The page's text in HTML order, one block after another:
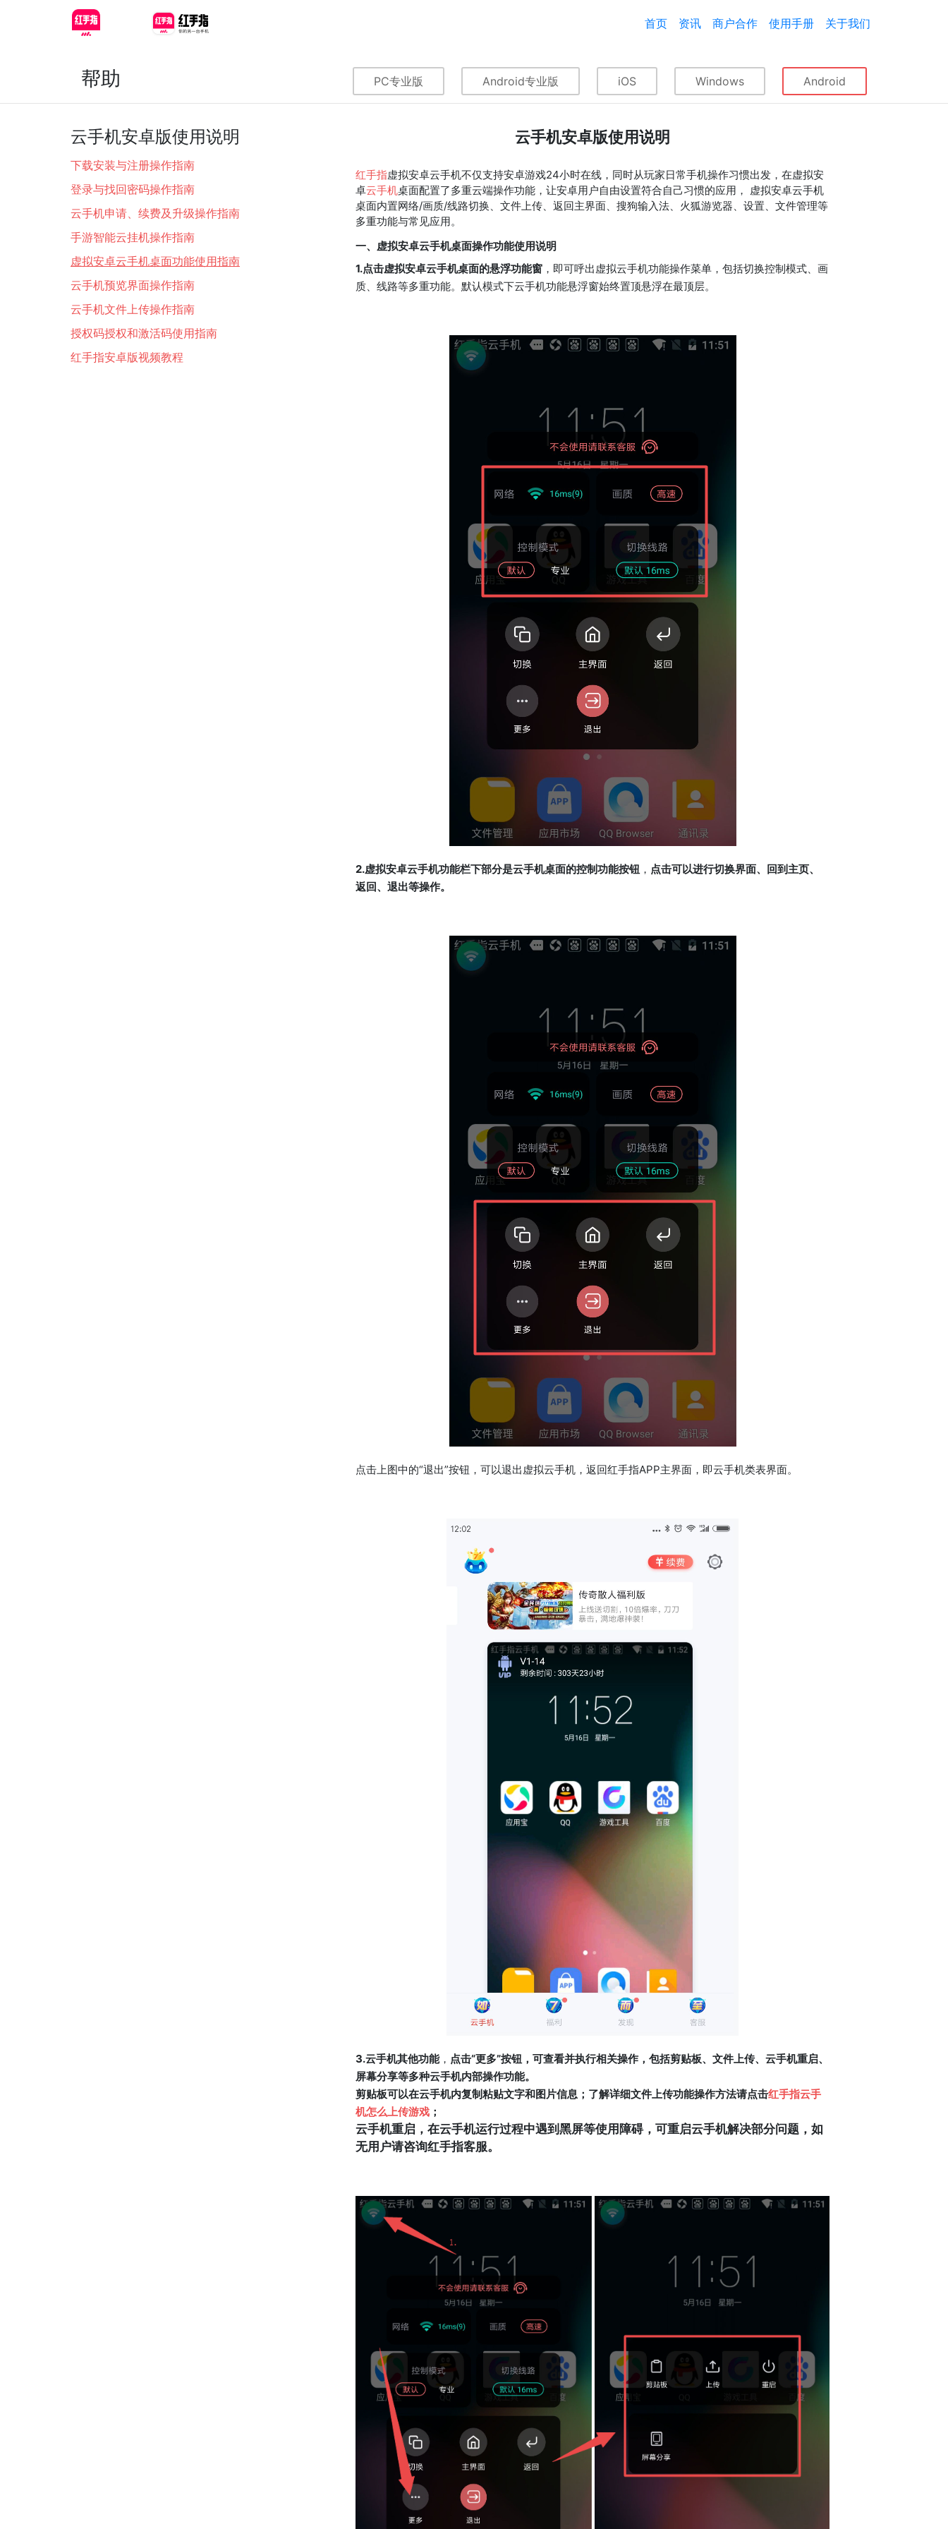
首页 资讯 商户合作 使用手册 关于我们
帮助 PC专业版 Android专业版 iOS Windows Android
云手机安卓版使用说明
下载安装与注册操作指南
登录与找回密码操作指南
云手机申请、续费及升级操作指南
手游智能云挂机操作指南
虚拟安卓云手机桌面功能使用指南
云手机预览界面操作指南
云手机文件上传操作指南
授权码授权和激活码使用指南
红手指安卓版视频教程
云手机安卓版使用说明
红手指虚拟安卓云手机不仅支持安卓游戏24小时在线，同时从玩家日常手机操作习惯出发，在虚拟安
卓云手机桌面配置了多重云端操作功能，让安卓用户自由设置符合自己习惯的应用， 虚拟安卓云手机
桌面内置网络/画质/线路切换、文件上传、返回主界面、搜狗输入法、火狐游览器、设置、文件管理等
多重功能与常见应用。
一、虚拟安卓云手机桌面操作功能使用说明
1.点击虚拟安卓云手机桌面的悬浮功能窗 ，即可呼出虚拟云手机功能操作菜单，包括切换控制模式、画
质、线路等多重功能。默认模式下云手机功能悬浮窗始终置顶悬浮在最顶层。
2.虚拟安卓云手机功能栏下部分是云手机桌面的控制功能按钮 ， 点击可以进行切换界面、回到主页、
返回、退出等操作。
点击上图中的“退出”按钮，可以退出虚拟云手机，返回红手指APP主界面，即云手机类表界面。
3.云手机其他功能， 点击“更多”按钮，可查看并执行相关操作，包括剪贴板、文件上传、云手机重启、
屏幕分享等多种云手机内部操作功能。
剪贴板可以在云手机内复制粘贴文字和图片信息；了解详细文件上传功能操作方法请点击红手指云手
机怎么上传游戏 ；
云手机重启，在云手机运行过程中遇到黑屏等使用障碍，可重启云手机解决部分问题，如
无用户请咨询红手指客服。